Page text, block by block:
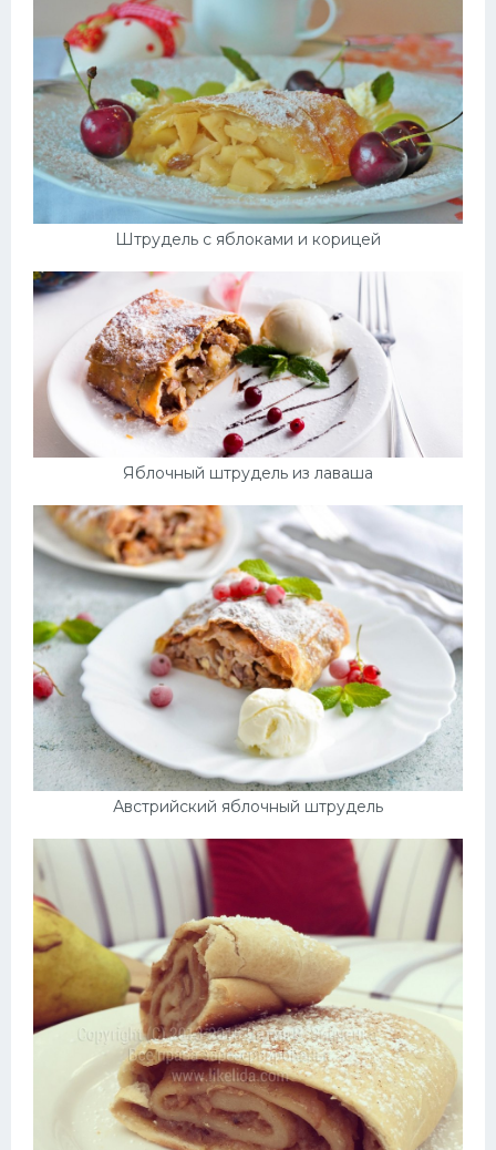
Штрудель с яблоками и корицей
Яблочный штрудель из лаваша
Австрийский яблочный штрудель